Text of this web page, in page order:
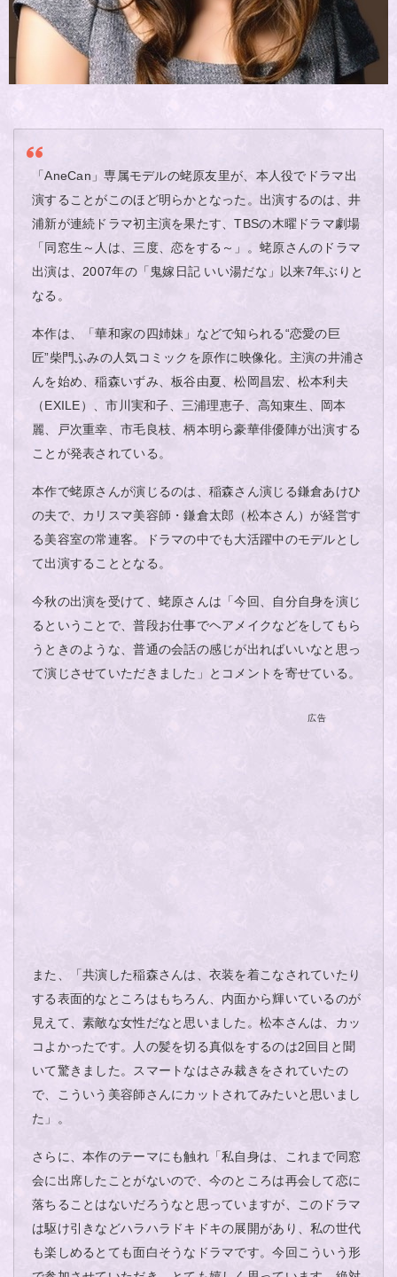
「AneCan」専属モデルの蛯原友里が、本人役でドラマ出
演することがこのほど明らかとなった。出演するのは、井
浦新が連続ドラマ初主演を果たす、TBSの木曜ドラマ劇場
「同窓生～人は、三度、恋をする～」。蛯原さんのドラマ
出演は、2007年の「鬼嫁日記 いい湯だな」以来7年ぶりと
なる。
本作は、「華和家の四姉妹」などで知られる“恋愛の巨
匠”柴門ふみの人気コミックを原作に映像化。主演の井浦さ
んを始め、稲森いずみ、板谷由夏、松岡昌宏、松本利夫
（EXILE）、市川実和子、三浦理恵子、高知東生、岡本
麗、戸次重幸、市毛良枝、柄本明ら豪華俳優陣が出演する
ことが発表されている。
本作で蛯原さんが演じるのは、稲森さん演じる鎌倉あけひ
の夫で、カリスマ美容師・鎌倉太郎（松本さん）が経営す
る美容室の常連客。ドラマの中でも大活躍中のモデルとし
て出演することとなる。
今秋の出演を受けて、蛯原さんは「今回、自分自身を演じ
るということで、普段お仕事でヘアメイクなどをしてもら
うときのような、普通の会話の感じが出ればいいなと思っ
て演じさせていただきました」とコメントを寄せている。
広告
また、「共演した稲森さんは、衣装を着こなされていたり
する表面的なところはもちろん、内面から輝いているのが
見えて、素敵な女性だなと思いました。松本さんは、カッ
コよかったです。人の髪を切る真似をするのは2回目と聞
いて驚きました。スマートなはさみ裁きをされていたの
で、こういう美容師さんにカットされてみたいと思いまし
た」。
さらに、本作のテーマにも触れ「私自身は、これまで同窓
会に出席したことがないので、今のところは再会して恋に
落ちることはないだろうなと思っていますが、このドラマ
は駆け引きなどハラハラドキドキの展開があり、私の世代
も楽しめるとても面白そうなドラマです。今回こういう形